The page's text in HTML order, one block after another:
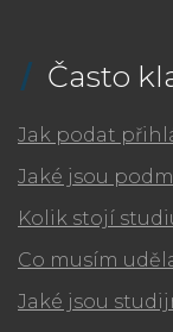
Často
Jak podat
Jaké jsou
Kolik stojí
Co musím
Jaké jsou